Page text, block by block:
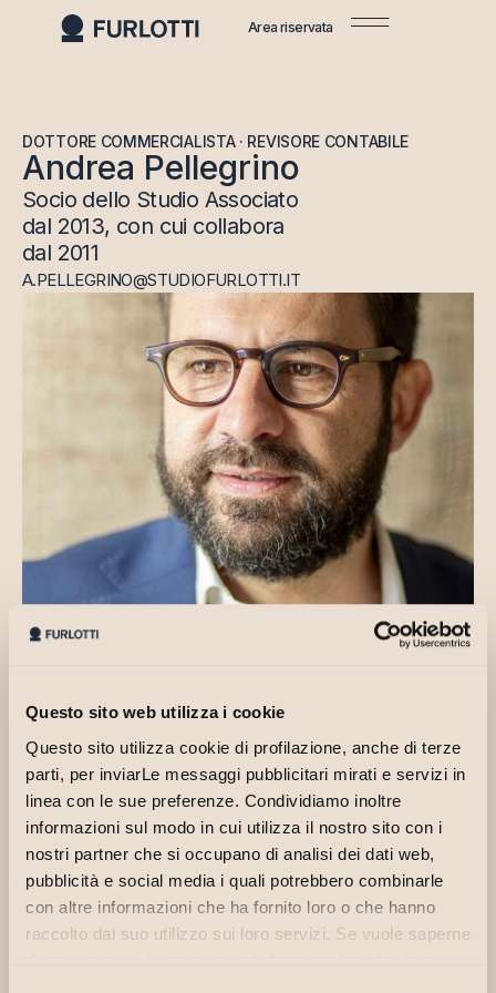
Questo sito web utilizza i cookie
Questo sito utilizza cookie di profilazione, anche di terze
parti, per inviarLe messaggi pubblicitari mirati e servizi in
linea con le sue preferenze. Condividiamo inoltre
informazioni sul modo in cui utilizza il nostro sito con i
nostri partner che si occupano di analisi dei dati web,
pubblicità e social media i quali potrebbero combinarle
con altre informazioni che ha fornito loro o che hanno
raccolto dal suo utilizzo sui loro servizi. Se vuole saperne
Area riservata
DOTTORE COMMERCIALISTA · REVISORE CONTABILE
Andrea Pellegrino
Socio dello Studio Associato
dal 2013, con cui collabora
dal 2011
A.PELLEGRINO@STUDIOFURLOTTI.IT
Dottore Commercialista dal 2006, dallo stesso anno iscritto all’Albo
di Parma, ha costruito un solido percorso professionale nel campo
delle operazioni straordinarie e di ristrutturazione del debito,
trasformazione con lucidità e pragmatismo.